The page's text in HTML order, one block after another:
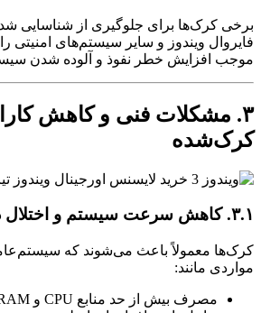
فایروال ویندوز و سایر سیستم‌های امنیتی
موجب افزایش خطر نفوذ و آلوده شدن
۳. مشکلات فنی و کاهش
کرک‌شده
۳.۱. کاهش سرعت سیستم و اختلال در عملکرد
کرک‌ها معمولاً باعث می‌شوند که
مواردی مانند:
مصرف بیش از حد منابع CPU و RAM